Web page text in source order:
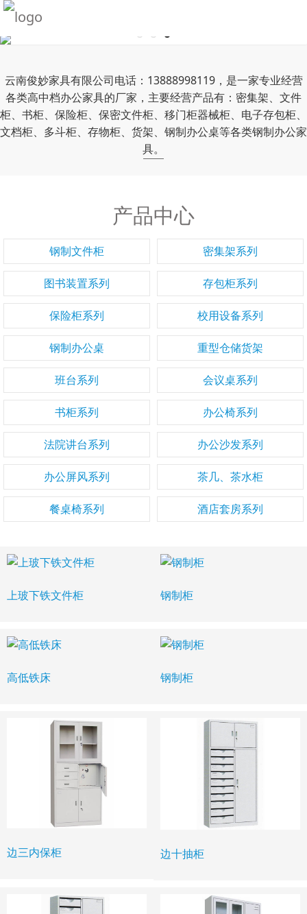
云南俊妙家具有限公司电话：13888998119，是一家专业经营
各类高中档办公家具的厂家，主要经营产品有：密集架、文件
柜、书柜、保险柜、保密文件柜、移门柜器械柜、电子存包柜、
文档柜、多斗柜、存物柜、货架、钢制办公桌等各类钢制办公家
具。
产品中心
钢制文件柜 密集架系列
图书装置系列 存包柜系列
保险柜系列 校用设备系列
钢制办公桌 重型仓储货架
班台系列 会议桌系列
书柜系列 办公椅系列
法院讲台系列 办公沙发系列
办公屏风系列 茶几、茶水柜
餐桌椅系列 酒店套房系列
上玻下铁文件柜 钢制柜
高低铁床 钢制柜
边三内保柜 边十抽柜